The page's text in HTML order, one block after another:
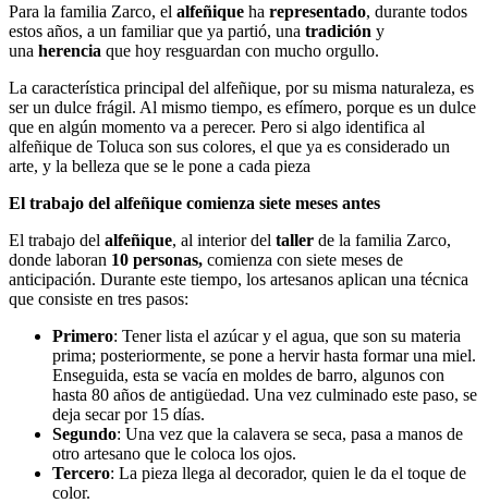
Para la familia Zarco, el alfeñique ha representado, durante todos
estos años, a un familiar que ya partió, una tradición y
una herencia que hoy resguardan con mucho orgullo.
La característica principal del alfeñique, por su misma naturaleza, es
ser un dulce frágil. Al mismo tiempo, es efímero, porque es un dulce
que en algún momento va a perecer. Pero si algo identifica al
alfeñique de Toluca son sus colores, el que ya es considerado un
arte, y la belleza que se le pone a cada pieza
El trabajo del alfeñique comienza siete meses antes
El trabajo del alfeñique, al interior del taller de la familia Zarco,
donde laboran 10 personas, comienza con siete meses de
anticipación. Durante este tiempo, los artesanos aplican una técnica
que consiste en tres pasos:
Primero: Tener lista el azúcar y el agua, que son su materia
prima; posteriormente, se pone a hervir hasta formar una miel.
Enseguida, esta se vacía en moldes de barro, algunos con
hasta 80 años de antigüedad. Una vez culminado este paso, se
deja secar por 15 días.
Segundo: Una vez que la calavera se seca, pasa a manos de
otro artesano que le coloca los ojos.
Tercero: La pieza llega al decorador, quien le da el toque de
color.